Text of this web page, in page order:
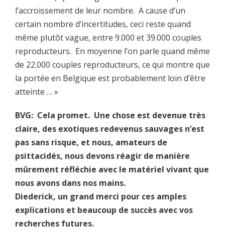
l’accroissement de leur nombre. A cause d’un
certain nombre d’incertitudes, ceci reste quand
même plutôt vague, entre 9.000 et 39.000 couples
reproducteurs. En moyenne l’on parle quand même
de 22.000 couples reproducteurs, ce qui montre que
la portée en Belgique est probablement loin d’être
atteinte … »
BVG: Cela promet. Une chose est devenue très
claire, des exotiques redevenus sauvages n’est
pas sans risque, et nous, amateurs de
psittacidés, nous devons réagir de manière
mûrement réfléchie avec le matériel vivant que
nous avons dans nos mains.
Diederick, un grand merci pour ces amples
explications et beaucoup de succès avec vos
recherches futures.